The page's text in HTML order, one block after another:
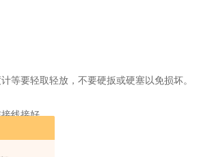
等要轻取轻放，不要硬扳或硬塞以免损坏。
线接好。